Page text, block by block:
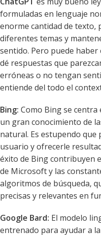
formuladas en lenguaje
enorme cantidad de texto,
diferentes temas y
sentido. Pero puede haber
dé respuestas que
erróneas o no tengan
entiende del todo el
Bing: Como Bing se
un gran conocimiento de
natural. Es estupendo
usuario y ofrecerle
éxito de Bing contribuyen
de Microsoft y las
algoritmos de búsqueda,
precisas y relevantes en
Google Bard: El modelo
entrenado para ayudar a